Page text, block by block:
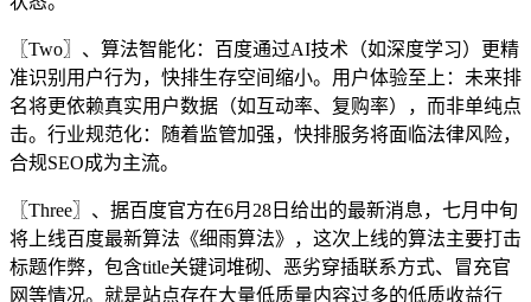
〖Two〗、算法智能化：百度通过AI技术（如深度学习）更精
准识别用户行为，快排生存空间缩小。用户体验至上：未来排
名将更依赖真实用户数据（如互动率、复购率），而非单纯点
击。行业规范化：随着监管加强，快排服务将面临法律风险，
合规SEO成为主流。
〖Three〗、据百度官方在6月28日给出的最新消息，七月中旬
将上线百度最新算法《细雨算法》，这次上线的算法主要打击
标题作弊，包含title关键词堆砌、恶劣穿插联系方式、冒充官
网等情况。就是站点存在大量低质量内容过多的低质收益行